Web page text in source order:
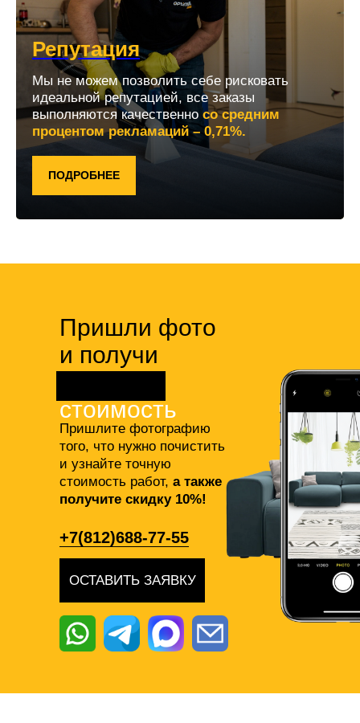
Репутация
Мы не можем позволить себе рисковать
идеальной репутацией, все заказы
выполняются качественно со средним
процентом рекламаций – 0,71%.
ПОДРОБНЕЕ
Пришлите фотографию
того, что нужно почистить
и узнайте точную
стоимость работ, а также
получите скидку 10%!
Пришли фото
и получи
стоимость
ОСТАВИТЬ ЗАЯВКУ
+7(812)688-77-55